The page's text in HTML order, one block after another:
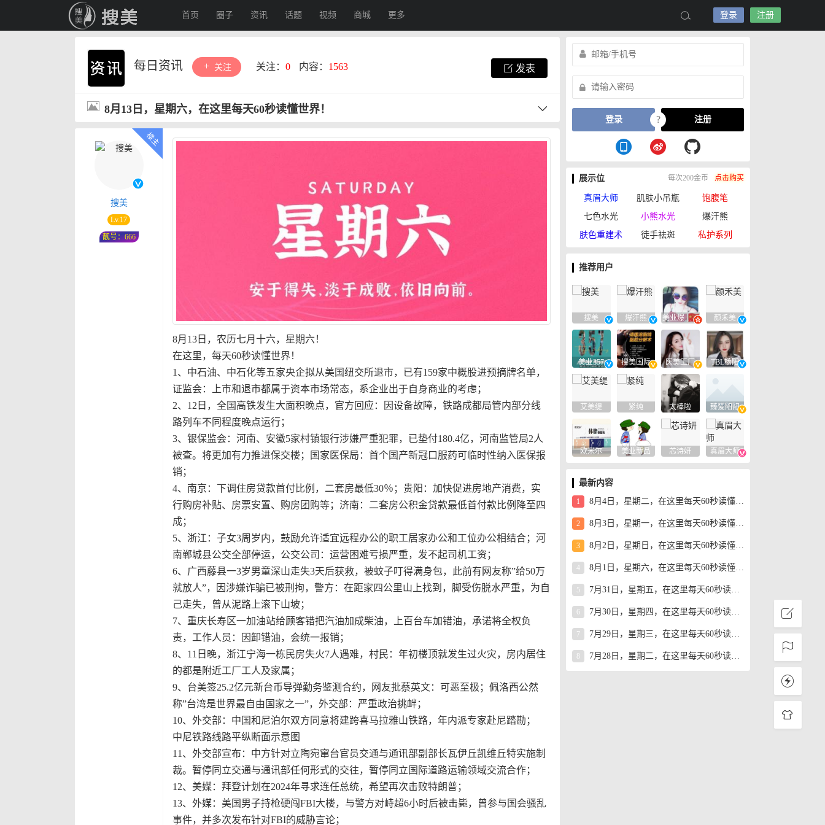
首页 圈子 资讯 话题 视频 商城 更多 登录 注册
每日资讯 关注 关注： 0 内容： 1563 发表
8月13日，星期六，在这里每天60秒读懂世界！
搜美
Lv.17
靓号：666
8月13日，农历七月十六，星期六！
在这里，每天60秒读懂世界！
1、中石油、中石化等五家央企拟从美国纽交所退市，已有159家中概股进预摘牌名单，
证监会：上市和退市都属于资本市场常态，系企业出于自身商业的考虑；
2、12日，全国高铁发生大面积晚点，官方回应：因设备故障，铁路成都局管内部分线
路列车不同程度晚点运行；
3、银保监会：河南、安徽5家村镇银行涉嫌严重犯罪，已垫付180.4亿，河南监管局2人
被查。将更加有力推进保交楼；国家医保局：首个国产新冠口服药可临时性纳入医保报
销；
4、南京：下调住房贷款首付比例，二套房最低30％；贵阳：加快促进房地产消费，实
行购房补贴、房票安置、购房团购等；济南：二套房公积金贷款最低首付款比例降至四
成；
5、浙江：子女3周岁内，鼓励允许适宜远程办公的职工居家办公和工位办公相结合；河
南郸城县公交全部停运，公交公司：运营困难亏损严重，发不起司机工资；
6、广西藤县一3岁男童深山走失3天后获救，被蚊子叮得满身包，此前有网友称”给50万
就放人”，因涉嫌诈骗已被刑拘，警方：在距家四公里山上找到，脚受伤脱水严重，为自
己走失，曾从泥路上滚下山坡；
7、重庆长寿区一加油站给顾客错把汽油加成柴油，上百台车加错油，承诺将全权负
责，工作人员：因卸错油，会统一报销；
8、11日晚，浙江宁海一栋民房失火7人遇难，村民：年初楼顶就发生过火灾，房内居住
的都是附近工厂工人及家属；
9、台美签25.2亿元新台币导弹勤务鉴测合约，网友批蔡英文：可恶至极；佩洛西公然
称”台湾是世界最自由国家之一”，外交部：严重政治挑衅；
10、外交部：中国和尼泊尔双方同意将建跨喜马拉雅山铁路，年内派专家赴尼踏勘；
中尼铁路线路平纵断面示意图
11、外交部宣布：中方针对立陶宛窜台官员交通与通讯部副部长瓦伊丘凯维丘特实施制
裁。暂停同立交通与通讯部任何形式的交往，暂停同立国际道路运输领域交流合作；
12、美媒：拜登计划在2024年寻求连任总统，希望再次击败特朗普；
13、外媒：美国男子持枪硬闯FBI大楼，与警方对峙超6小时后被击毙，曾参与国会骚乱
事件，并多次发布针对FBI的威胁言论；
登录 ? 注册
展示位 每次200金币 点击购买
真眉大师 肌肤小吊瓶
饱腹笔
七色水光
小熊水光
爆汗熊
肤色重建术
徒手祛斑 私护系列
推荐用户
搜美 爆汗熊 美业爆款平台 颜禾美
美业357 搜美国际 医美工厂 TBL杨阳
艾美缇 紧纯 太棒啦 臻爱阳阳
欧米尔 美业新品 芯诗妍 真眉大师
最新内容
1 8月4日，星期二，在这里每天60秒读懂世界！
2 8月3日，星期一，在这里每天60秒读懂世界！
3 8月2日，星期日，在这里每天60秒读懂世界！
4 8月1日，星期六，在这里每天60秒读懂世界！
5 7月31日，星期五，在这里每天60秒读懂世界！
6 7月30日，星期四，在这里每天60秒读懂世界！
7 7月29日，星期三，在这里每天60秒读懂世界！
7月28日，星期二，在这里每天60秒读懂世界！